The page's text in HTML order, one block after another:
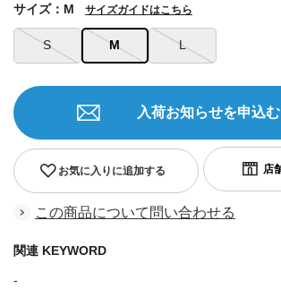
S M L
サイズ：M サイズガイドはこちら
お気に入りに追加する
入荷お知らせを申込む
この商品について問い合わせる
関連 KEYWORD
-